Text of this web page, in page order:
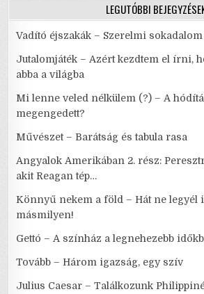
LEGUTÓBBI
Vadító éjszakák – Szerelmi
Jutalomjáték – Azért kezdtem el írni,
abba a világba
Mi lenne veled nélkülem (?) – A
megengedett?
Művészet – Barátság és tabula rasa
Angyalok Amerikában 2. rész:
akit Reagan tép…
Könnyű nekem a föld – Hát ne legyél
másmilyen!
Gettó – A színház a legnehezebb
Tovább – Három igazság, egy szív
Julius Caesar – Találkozunk